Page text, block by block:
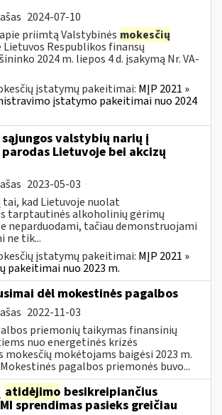
2024-07-10
priimtą Valstybinės mokesčių
Respublikos finansų
2024 m. liepos 4 d. įsakymą Nr. VA-
įstatymų pakeitimai: MĮP 2021 »
įstatymo pakeitimai nuo 2024
valstybių narių į
Lietuvoje bei akcizų
2023-05-03
kad Lietuvoje nuolat
tarptautinės alkoholinių gėrimų
neparduodami, tačiau demonstruojami
ne tik...
įstatymų pakeitimai: MĮP 2021 »
pakeitimai nuo 2023 m.
dėl mokestinės pagalbos
2022-11-03
priemonių taikymas finansinių
nuo energetinės krizės
mokesčių mokėtojams baigėsi 2023 m.
pagalbos priemonės buvo...
atidėjimo besikreipiančius
sprendimas pasieks greičiau